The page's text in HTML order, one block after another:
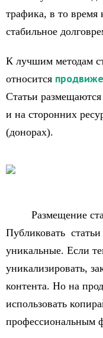
трафика, в то время
стабильное
К лучшим методам
относится
Статьи
и на сторонних
(донорах).
Размещение
Публиковать
уникальные. Если
уникализировать,
контента. Но на
использовать
профессиональным